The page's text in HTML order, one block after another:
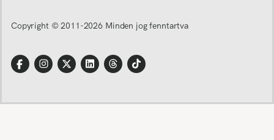
Copyright © 2011-2026 Minden jog fenntartva